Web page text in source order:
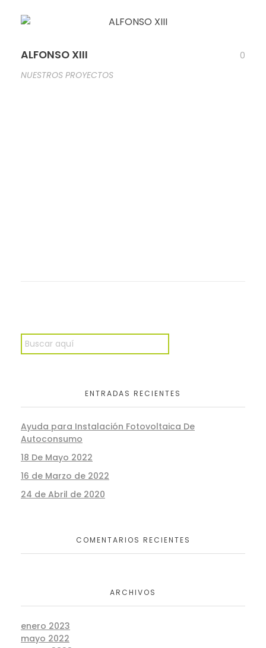
ALFONSO XIII
0
NUESTROS PROYECTOS
ENTRADAS RECIENTES
Ayuda para Instalación Fotovoltaica De
Autoconsumo
18 De Mayo 2022
16 de Marzo de 2022
24 de Abril de 2020
COMENTARIOS RECIENTES
ARCHIVOS
enero 2023
mayo 2022